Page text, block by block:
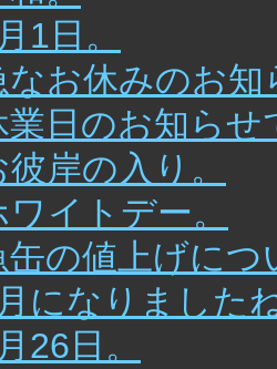
1日。
なお休みのお知
業日のお知らせ
彼岸の入り。
ワイトデー。
缶の値上げにつ
になりました
26日。